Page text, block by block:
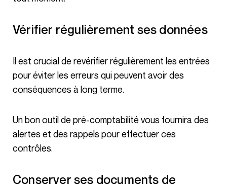
Vérifier régulièrement ses données
Il est crucial de revérifier régulièrement les entrées
pour éviter les erreurs qui peuvent avoir des
conséquences à long terme.
Un bon outil de pré-comptabilité vous fournira des
alertes et des rappels pour effectuer ces
contrôles.
Conserver ses documents de